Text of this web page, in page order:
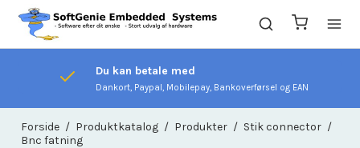
Du kan betale med
Dankort, Paypal, Mobilepay, Bankoverførsel og EAN
Forside / Produktkatalog / Produkter / Stik connector /
Bnc fatning